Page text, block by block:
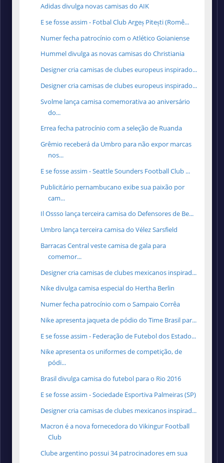
Adidas divulga novas camisas do AIK
E se fosse assim - Fotbal Club Argeș Pitești (Romê...
Numer fecha patrocínio com o Atlético Goianiense
Hummel divulga as novas camisas do Christiania
Designer cria camisas de clubes europeus inspirado...
Designer cria camisas de clubes europeus inspirado...
Svolme lança camisa comemorativa ao aniversário
do...
Errea fecha patrocínio com a seleção de Ruanda
Grêmio receberá da Umbro para não expor marcas
nos...
E se fosse assim - Seattle Sounders Football Club ...
Publicitário pernambucano exibe sua paixão por
cam...
Il Ossso lança terceira camisa do Defensores de Be...
Umbro lança terceira camisa do Vélez Sarsfield
Barracas Central veste camisa de gala para
comemor...
Designer cria camisas de clubes mexicanos inspirad...
Nike divulga camisa especial do Hertha Berlin
Numer fecha patrocínio com o Sampaio Corrêa
Nike apresenta jaqueta de pódio do Time Brasil par...
E se fosse assim - Federação de Futebol dos Estado...
Nike apresenta os uniformes de competição, de
pódi...
Brasil divulga camisa do futebol para o Rio 2016
E se fosse assim - Sociedade Esportiva Palmeiras (SP)
Designer cria camisas de clubes mexicanos inspirad...
Macron é a nova fornecedora do Vikingur Football
Club
Clube argentino possui 34 patrocinadores em sua